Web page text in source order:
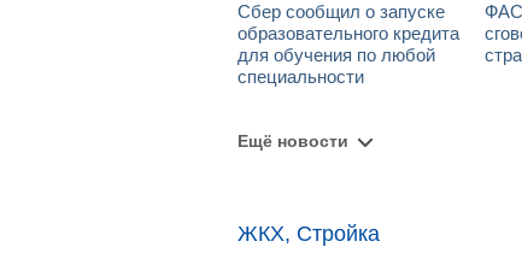
Сбер сообщил о запуске
образовательного кредита
для обучения по любой
специальности
ФАС
Ещё новости
ЖКХ, Стройка